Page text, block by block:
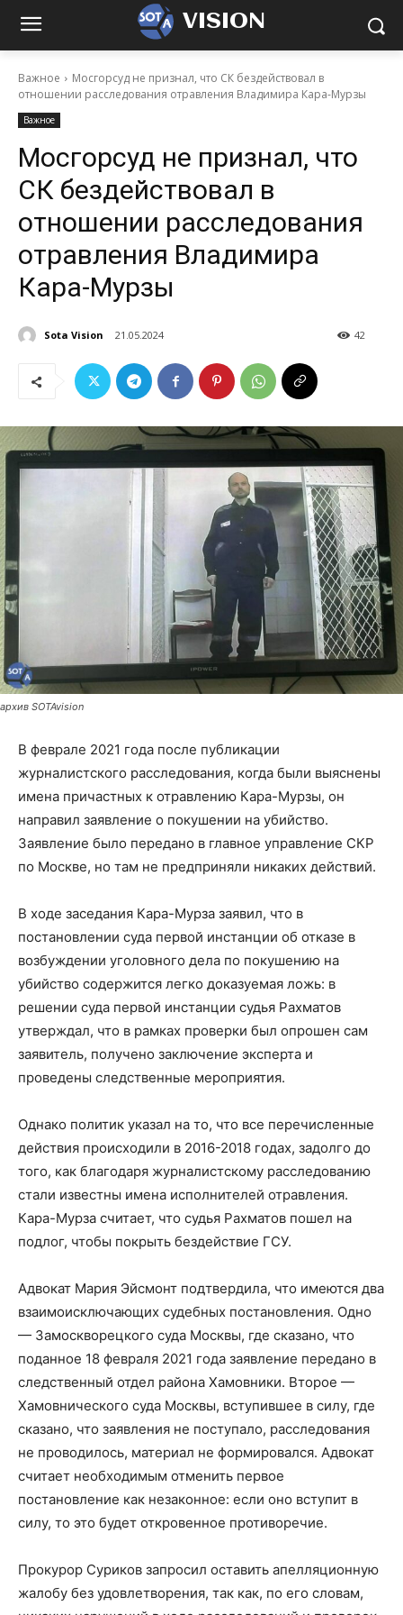
VISION
Важное
Мосгорсуд не признал, что СК бездействовал в
отношении расследования отравления Владимира Кара-Мурзы
Важное
Мосгорсуд не признал, что
СК бездействовал в
отношении расследования
отравления Владимира
Кара-Мурзы
Sota Vision 21.05.2024 42
архив SOTAvision
В феврале 2021 года после публикации
журналистского расследования, когда были выяснены
имена причастных к отравлению Кара-Мурзы, он
направил заявление о покушении на убийство.
Заявление было передано в главное управление СКР
по Москве, но там не предприняли никаких действий.
В ходе заседания Кара-Мурза заявил, что в
постановлении суда первой инстанции об отказе в
возбуждении уголовного дела по покушению на
убийство содержится легко доказуемая ложь: в
решении суда первой инстанции судья Рахматов
утверждал, что в рамках проверки был опрошен сам
заявитель, получено заключение эксперта и
проведены следственные мероприятия.
Однако политик указал на то, что все перечисленные
действия происходили в 2016-2018 годах, задолго до
того, как благодаря журналистскому расследованию
стали известны имена исполнителей отравления.
Кара-Мурза считает, что судья Рахматов пошел на
подлог, чтобы покрыть бездействие ГСУ.
Адвокат Мария Эйсмонт подтвердила, что имеются два
взаимоисключающих судебных постановления. Одно
— Замоскворецкого суда Москвы, где сказано, что
поданное 18 февраля 2021 года заявление передано в
следственный отдел района Хамовники. Второе —
Хамовнического суда Москвы, вступившее в силу, где
сказано, что заявления не поступало, расследования
не проводилось, материал не формировался. Адвокат
считает необходимым отменить первое
постановление как незаконное: если оно вступит в
силу, то это будет откровенное противоречие.
Прокурор Суриков запросил оставить апелляционную
жалобу без удовлетворения, так как, по его словам,